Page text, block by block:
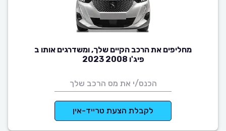
מחליפים את הרכב הקיים שלך, ומשדרגים אותו ב
פיג'ו 2008 2023
לקבלת הצעת טרייד-אין